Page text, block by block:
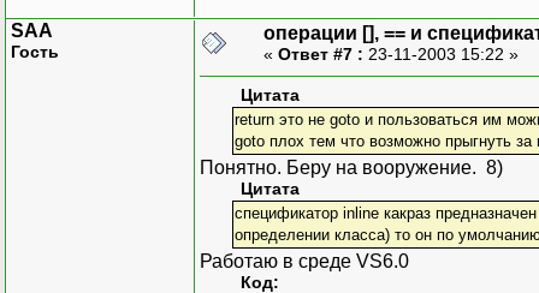
SAA
Гость
операции [], == и
« Ответ #7 : 23-11-2003 15:22 »
Цитата
return это не goto и пользоваться им
goto плох тем что возможно прыгнуть
Понятно. Беру на вооружение. 8)
Цитата
спецификатор inline какраз
определении класса) то он по
Работаю в среде VS6.0
Код: